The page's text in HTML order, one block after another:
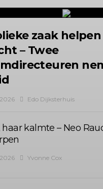
zaak helpen
– Twee
Edo Dijksterhuis
kalmte – Neo
Yvonne Cox